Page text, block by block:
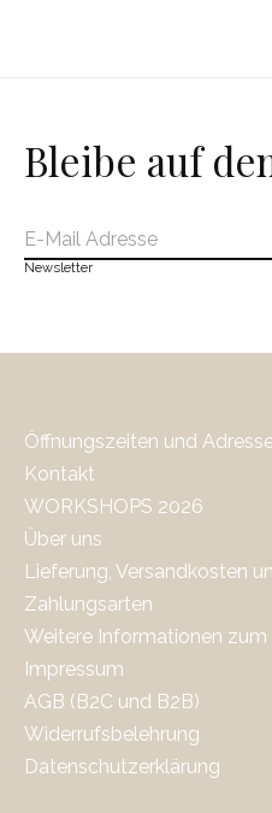
Bleibe auf
Newsletter
Öffnungszeiten und
Kontakt
WORKSHOPS 2026
Über uns
Lieferung, Versandkosten
Zahlungsarten
Weitere Informationen
Impressum
AGB (B2C und B2B)
Widerrufsbelehrung
Datenschutzerklärung